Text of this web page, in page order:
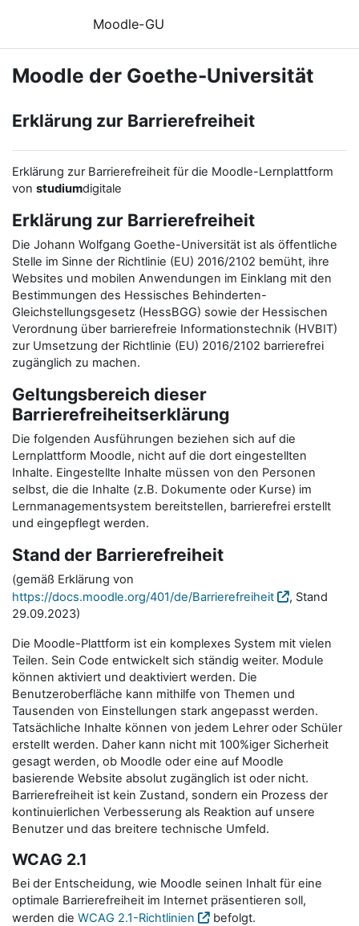
Moodle-GU
Moodle der Goethe-Universität
Erklärung zur Barrierefreiheit
Erklärung zur Barrierefreiheit für die Moodle-Lernplattform
von studiumdigitale
Erklärung zur Barrierefreiheit
Die Johann Wolfgang Goethe-Universität ist als öffentliche
Stelle im Sinne der Richtlinie (EU) 2016/2102 bemüht, ihre
Websites und mobilen Anwendungen im Einklang mit den
Bestimmungen des Hessisches Behinderten-
Gleichstellungsgesetz (HessBGG) sowie der Hessischen
Verordnung über barrierefreie Informationstechnik (HVBIT)
zur Umsetzung der Richtlinie (EU) 2016/2102 barrierefrei
zugänglich zu machen.
Geltungsbereich dieser
Barrierefreiheitserklärung
Die folgenden Ausführungen beziehen sich auf die
Lernplattform Moodle, nicht auf die dort eingestellten
Inhalte. Eingestellte Inhalte müssen von den Personen
selbst, die die Inhalte (z.B. Dokumente oder Kurse) im
Lernmanagementsystem bereitstellen, barrierefrei erstellt
und eingepflegt werden.
Stand der Barrierefreiheit
(gemäß Erklärung von
https://docs.moodle.org/401/de/Barrierefreiheit
, Stand
29.09.2023)
Die Moodle-Plattform ist ein komplexes System mit vielen
Teilen. Sein Code entwickelt sich ständig weiter. Module
können aktiviert und deaktiviert werden. Die
Benutzeroberfläche kann mithilfe von Themen und
Tausenden von Einstellungen stark angepasst werden.
Tatsächliche Inhalte können von jedem Lehrer oder Schüler
erstellt werden. Daher kann nicht mit 100%iger Sicherheit
gesagt werden, ob Moodle oder eine auf Moodle
basierende Website absolut zugänglich ist oder nicht.
Barrierefreiheit ist kein Zustand, sondern ein Prozess der
kontinuierlichen Verbesserung als Reaktion auf unsere
Benutzer und das breitere technische Umfeld.
WCAG 2.1
Bei der Entscheidung, wie Moodle seinen Inhalt für eine
optimale Barrierefreiheit im Internet präsentieren soll,
werden die WCAG 2.1-Richtlinien befolgt.